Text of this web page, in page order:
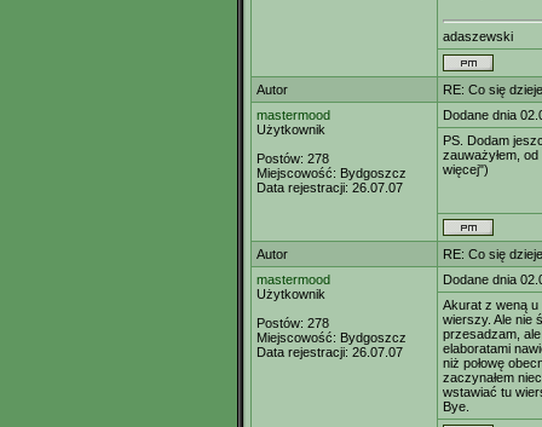
adaszewski
Autor
RE: Co się
mastermood
Użytkownik
Postów: 278
Miejscowość: Bydgoszcz
Data rejestracji: 26.07.07
Dodane dnia
PS. Dodam
zauważyłem,
więcej")
Autor
RE: Co się
mastermood
Użytkownik
Postów: 278
Miejscowość: Bydgoszcz
Data rejestracji: 26.07.07
Dodane dnia
Akurat z weną u
wierszy. Ale nie
przesadzam,
elaboratami
niż połowę
zaczynałem
wstawiać tu
Bye.